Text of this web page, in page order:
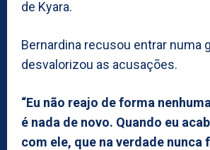
de Kyara.
Bernardina recusou entrar numa
desvalorizou as acusações.
“Eu não reajo de forma
é nada de novo. Quando eu
com ele, que na verdade nunca